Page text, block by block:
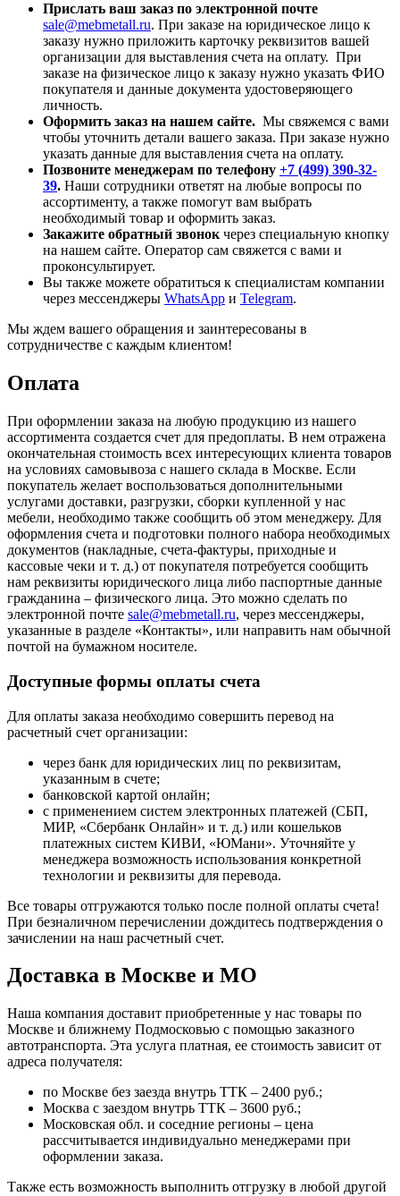
Прислать ваш заказ по электронной почте
sale@mebmetall.ru. При заказе на юридическое лицо к
заказу нужно приложить карточку реквизитов вашей
организации для выставления счета на оплату. При
заказе на физическое лицо к заказу нужно указать ФИО
покупателя и данные документа удостоверяющего
личность.
Оформить заказ на нашем сайте. Мы свяжемся с вами
чтобы уточнить детали вашего заказа. При заказе нужно
указать данные для выставления счета на оплату.
Позвоните менеджерам по телефону +7 (499) 390-32-
39. Наши сотрудники ответят на любые вопросы по
ассортименту, а также помогут вам выбрать
необходимый товар и оформить заказ.
Закажите обратный звонок через специальную кнопку
на нашем сайте. Оператор сам свяжется с вами и
проконсультирует.
Вы также можете обратиться к специалистам компании
через мессенджеры WhatsApp и Telegram.
Мы ждем вашего обращения и заинтересованы в
сотрудничестве с каждым клиентом!
Оплата
При оформлении заказа на любую продукцию из нашего
ассортимента создается счет для предоплаты. В нем отражена
окончательная стоимость всех интересующих клиента товаров
на условиях самовывоза с нашего склада в Москве. Если
покупатель желает воспользоваться дополнительными
услугами доставки, разгрузки, сборки купленной у нас
мебели, необходимо также сообщить об этом менеджеру. Для
оформления счета и подготовки полного набора необходимых
документов (накладные, счета-фактуры, приходные и
кассовые чеки и т. д.) от покупателя потребуется сообщить
нам реквизиты юридического лица либо паспортные данные
гражданина – физического лица. Это можно сделать по
электронной почте sale@mebmetall.ru, через мессенджеры,
указанные в разделе «Контакты», или направить нам обычной
почтой на бумажном носителе.
Доступные формы оплаты счета
Для оплаты заказа необходимо совершить перевод на
расчетный счет организации:
через банк для юридических лиц по реквизитам,
указанным в счете;
банковской картой онлайн;
с применением систем электронных платежей (СБП,
МИР, «Сбербанк Онлайн» и т. д.) или кошельков
платежных систем КИВИ, «ЮМани». Уточняйте у
менеджера возможность использования конкретной
технологии и реквизиты для перевода.
Все товары отгружаются только после полной оплаты счета!
При безналичном перечислении дождитесь подтверждения о
зачислении на наш расчетный счет.
Доставка в Москве и МО
Наша компания доставит приобретенные у нас товары по
Москве и ближнему Подмосковью с помощью заказного
автотранспорта. Эта услуга платная, ее стоимость зависит от
адреса получателя:
по Москве без заезда внутрь ТТК – 2400 руб.;
Москва с заездом внутрь ТТК – 3600 руб.;
Московская обл. и соседние регионы – цена
рассчитывается индивидуально менеджерами при
оформлении заказа.
Также есть возможность выполнить отгрузку в любой другой